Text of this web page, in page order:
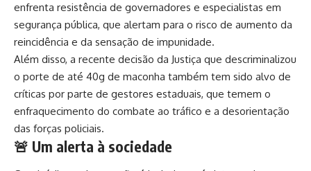
enfrenta resistência de governadores e especialistas em
segurança pública, que alertam para o risco de aumento da
reincidência e da sensação de impunidade.
Além disso, a recente decisão da Justiça que descriminalizou
o porte de até 40g de maconha também tem sido alvo de
críticas por parte de gestores estaduais, que temem o
enfraquecimento do combate ao tráfico e a desorientação
das forças policiais.
🚨 Um alerta à sociedade